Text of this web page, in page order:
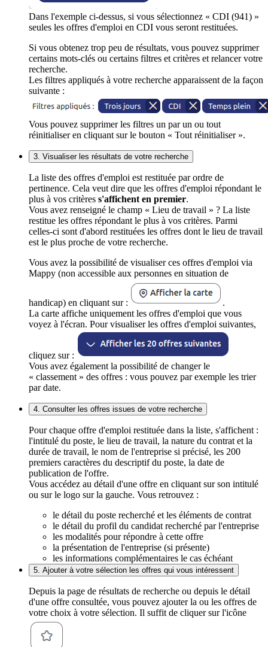
Dans l'exemple ci-dessus, si vous sélectionnez « CDI (941) »
seules les offres d'emploi en CDI vous seront restituées.
Si vous obtenez trop peu de résultats, vous pouvez supprimer
certains mots-clés ou certains filtres et critères et relancer votre
recherche.
Les filtres appliqués à votre recherche apparaissent de la façon
suivante :
Vous pouvez supprimer les filtres un par un ou tout
réinitialiser en cliquant sur le bouton « Tout réinitialiser ».
3. Visualiser les résultats de votre recherche
La liste des offres d'emploi est restituée par ordre de
pertinence. Cela veut dire que les offres d'emploi répondant le
plus à vos critères s'affichent en premier.
Vous avez renseigné le champ « Lieu de travail » ? La liste
restitue les offres répondant le plus à vos critères. Parmi
celles-ci sont d'abord restituées les offres dont le lieu de travail
est le plus proche de votre recherche.
Vous avez la possibilité de visualiser ces offres d'emploi via
Mappy (non accessible aux personnes en situation de
handicap) en cliquant sur :
.
La carte affiche uniquement les offres d'emploi que vous
voyez à l'écran. Pour visualiser les offres d'emploi suivantes,
cliquez sur :
Vous avez également la possibilité de changer le
« classement » des offres : vous pouvez par exemple les trier
par date.
4. Consulter les offres issues de votre recherche
Pour chaque offre d'emploi restituée dans la liste, s'affichent :
l'intitulé du poste, le lieu de travail, la nature du contrat et la
durée de travail, le nom de l'entreprise si précisé, les 200
premiers caractères du descriptif du poste, la date de
publication de l'offre.
Vous accédez au détail d'une offre en cliquant sur son intitulé
ou sur le logo sur la gauche. Vous retrouvez :
le détail du poste recherché et les éléments de contrat
le détail du profil du candidat recherché par l'entreprise
les modalités pour répondre à cette offre
la présentation de l'entreprise (si présente)
les informations complémentaires le cas échéant
5. Ajouter à votre sélection les offres qui vous intéressent
Depuis la page de résultats de recherche ou depuis le détail
d'une offre consultée, vous pouvez ajouter la ou les offres de
votre choix à votre sélection. Il suffit de cliquer sur l'icône